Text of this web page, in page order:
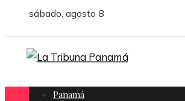
sábado, agosto 8
Panamá